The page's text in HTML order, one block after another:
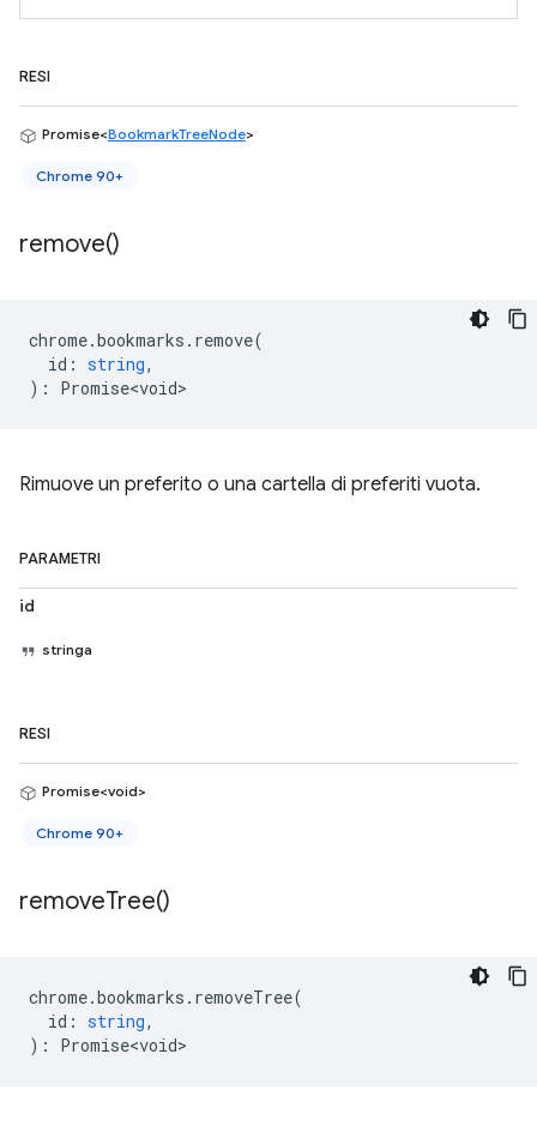
RESI
Promise<BookmarkTreeNode>
Chrome 90+
remove()
chrome.bookmarks . remove(
id : string,
) : Promise<void>
Rimuove un preferito o una cartella di preferiti vuota.
PARAMETRI
id
stringa
RESI
Promise<void>
Chrome 90+
removeTree()
chrome.bookmarks . removeTree(
id : string,
) : Promise<void>